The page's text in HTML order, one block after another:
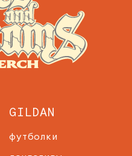
GILDAN
футболки